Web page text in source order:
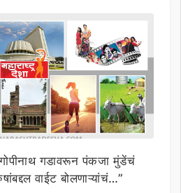
गडावरून पंकजा मुंडेंचं
वाईट बोलणाऱ्यांचं…”